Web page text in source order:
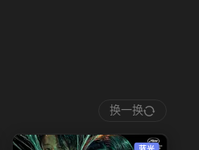
换一换